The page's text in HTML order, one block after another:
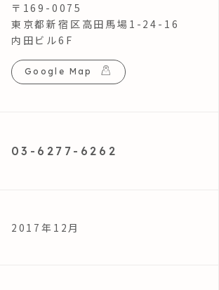
〒169-0075
東京都新宿区高田馬場1-24-16
内田ビル6F
Google Map
03-6277-6262
2017年12月